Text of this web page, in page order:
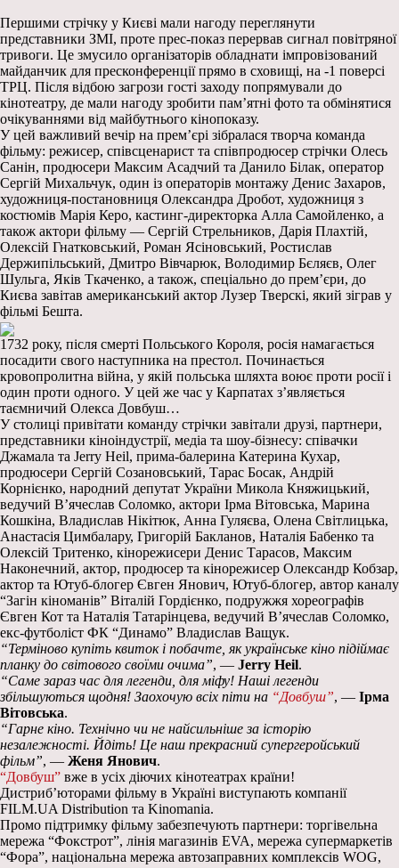
Першими стрічку у Києві мали нагоду переглянути
представники ЗМІ, проте прес-показ перервав сигнал повітряної
тривоги. Це змусило організаторів обладнати імпровізований
майданчик для пресконференції прямо в сховищі, на -1 поверсі
ТРЦ. Після відбою загрози гості заходу попрямували до
кінотеатру, де мали нагоду зробити памʼятні фото та обмінятися
очікуваннями від майбутнього кінопоказу.
У цей важливий вечір на прем’єрі зібралася творча команда
фільму: режисер, співсценарист та співпродюсер стрічки Олесь
Санін, продюсери Максим Асадчий та Данило Білак, оператор
Сергій Михальчук, один із операторів монтажу Денис Захаров,
художниця-постановниця Олександра Дробот, художниця з
костюмів Марія Керо, кастинг-директорка Алла Самойленко, а
також актори фільму — Сергій Стрельников, Дарія Плахтій,
Олексій Гнатковський, Роман Ясіновський, Ростислав
Держипільський, Дмитро Вівчарюк, Володимир Бєляєв, Олег
Шульга, Яків Ткаченко, а також, спеціально до премʼєри, до
Києва завітав американський актор Лузер Тверскі, який зіграв у
фільмі Бешта.
1732 року, після смерті Польського Короля, росія намагається
посадити свого наступника на престол. Починається
кровопролитна війна, у якій польська шляхта воює проти росії і
один проти одного. У цей же час у Карпатах з’являється
таємничий Олекса Довбуш…
У столиці привітати команду стрічки завітали друзі, партнери,
представники кіноіндустрії, медіа та шоу-бізнесу: співачки
Джамала та Jerry Heil, прима-балерина Катерина Кухар,
продюсери Сергій Созановський, Тарас Босак, Андрій
Корнієнко, народний депутат України Микола Княжицький,
ведучий В’ячеслав Соломко, актори Ірма Вітовська, Марина
Кошкіна, Владислав Нікітюк, Анна Гуляєва, Олена Світлицька,
Анастасія Цимбалару, Григорій Бакланов, Наталія Бабенко та
Олексій Тритенко, кінорежисери Денис Тарасов, Максим
Наконечний, актор, продюсер та кінорежисер Олександр Кобзар,
актор та Ютуб-блогер Євген Янович, Ютуб-блогер, автор каналу
“Загін кіноманів” Віталій Гордієнко, подружжя хореографів
Євген Кот та Наталія Татарінцева, ведучий Вʼячеслав Соломко,
екс-футболіст ФК “Динамо” Владислав Ващук.
“Терміново купіть квиток і побачте, як українське кіно підіймає
планку до світового своїми очима”, — Jerry Heil.
“Саме зараз час для легенди, для міфу! Наші легенди
збільшуються щодня! Заохочую всіх піти на “Довбуш”, — Ірма
Вітовська.
“Гарне кіно. Технічно чи не найсильніше за історію
незалежності. Йдіть! Це наш прекрасний супергеройський
фільм”, — Женя Янович.
“Довбуш” вже в усіх діючих кінотеатрах країни!
Дистриб’юторами фільму в Україні виступають компанії
FILM.UA Distribution та Kinomania.
Промо підтримку фільму забезпечують партнери: торгівельна
мережа “Фокстрот”, лінія магазинів EVA, мережа супермаркетів
“Фора”, національна мережа автозаправних комплексів WOG,